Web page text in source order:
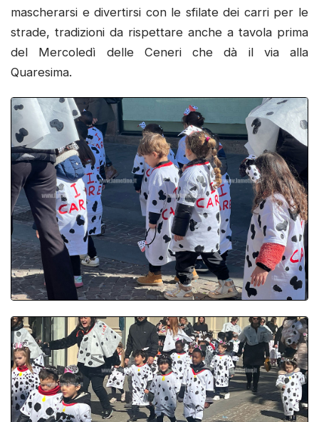
mascherarsi e divertirsi con le sfilate dei carri per le
strade, tradizioni da rispettare anche a tavola prima
del Mercoledì delle Ceneri che dà il via alla
Quaresima.